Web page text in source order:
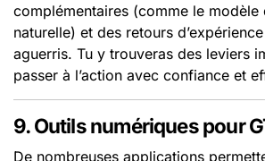
complémentaires (comme le
naturelle) et des retours
aguerris. Tu y trouveras des leviers
passer à l’action avec confiance et
9. Outils numériques pour
De nombreuses applications